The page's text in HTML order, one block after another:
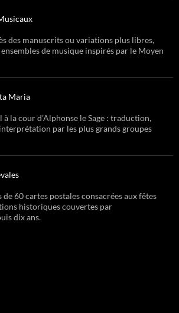
des manuscrits ou variations plus libres,
de musique inspirés par le Moyen
Maria
la cour d’Alphonse le Sage : traduction,
par les plus grands groupes
60 cartes postales consacrées aux fêtes
historiques couvertes par
dix ans.